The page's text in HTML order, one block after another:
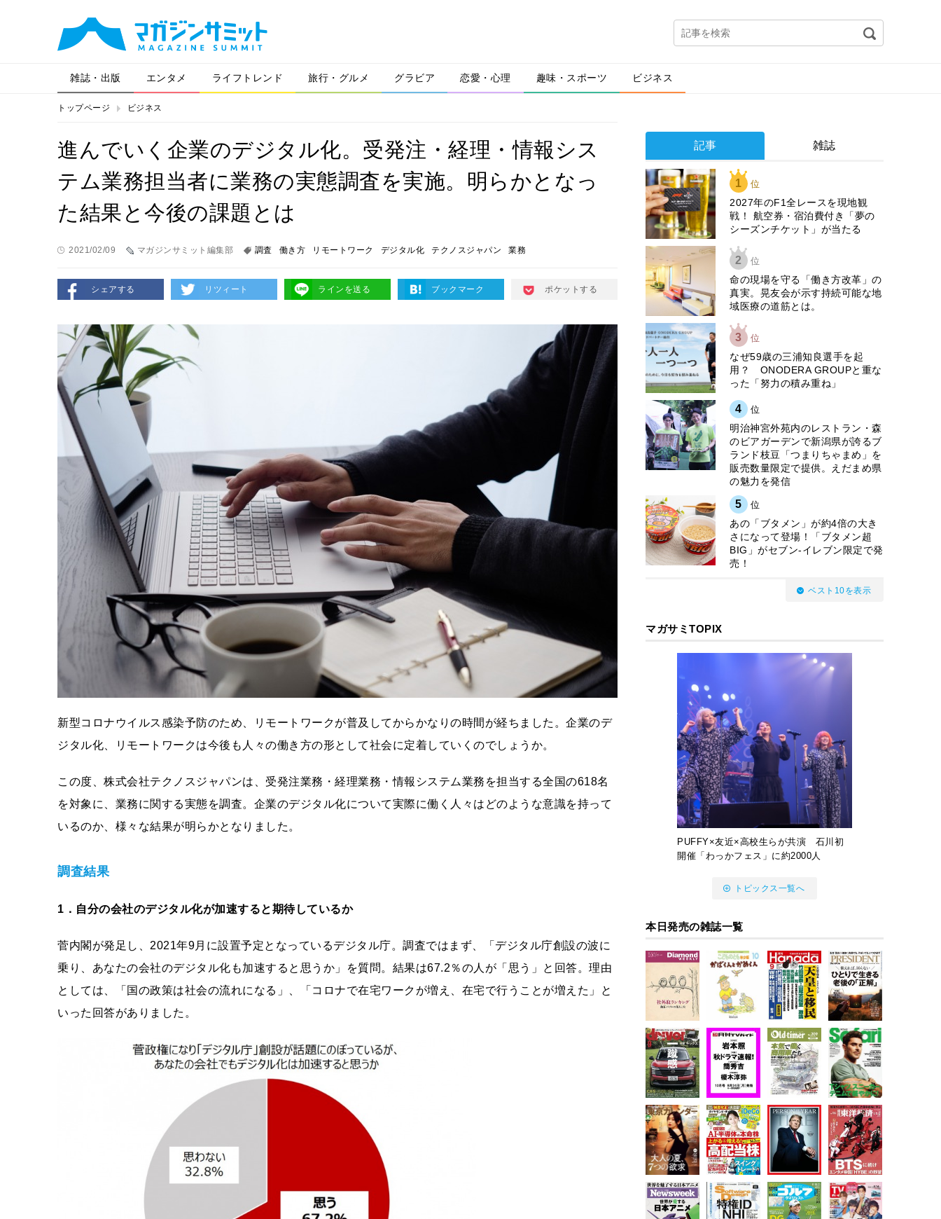
雑誌・出版 エンタメ ライフトレンド 旅行・グルメ グラビア 恋愛・心理 趣味・スポーツ ビジネス
トップページ ビジネス
進んでいく企業のデジタル化。受発注・経理・情報シス
テム業務担当者に業務の実態調査を実施。明らかとなっ
た結果と今後の課題とは
2021/02/09 マガジンサミット編集部 調査 働き方 リモートワーク デジタル化 テクノスジャパン 業務
シェアする リツィート ラインを送る ブックマーク ポケットする
新型コロナウイルス感染予防のため、リモートワークが普及してからかなりの時間が経ちました。企業のデ
ジタル化、リモートワークは今後も人々の働き方の形として社会に定着していくのでしょうか。
この度、株式会社テクノスジャパンは、受発注業務・経理業務・情報システム業務を担当する全国の618名
を対象に、業務に関する実態を調査。企業のデジタル化について実際に働く人々はどのような意識を持って
いるのか、様々な結果が明らかとなりました。
調査結果
1 ．自分の会社のデジタル化が加速すると期待しているか
菅内閣が発足し、2021年9月に設置予定となっているデジタル庁。調査ではまず、「デジタル庁創設の波に
乗り、あなたの会社のデジタル化も加速すると思うか」を質問。結果は67.2％の人が「思う」と回答。理由
としては、「国の政策は社会の流れになる」、「コロナで在宅ワークが増え、在宅で行うことが増えた」と
いった回答がありました。
記事 雑誌
1 位
2027年のF1全レースを現地観
戦！ 航空券・宿泊費付き「夢の
シーズンチケット」が当たる
2 位
​命の現場を守る「働き方改革」の
真実。晃友会が示す持続可能な地
域医療の道筋とは。
3 位
なぜ59歳の三浦知良選手を起
用？ ONODERA GROUPと重な
った「努力の積み重ね」
4 位
明治神宮外苑内のレストラン・森
のビアガーデンで新潟県が誇るブ
ランド枝豆「つまりちゃまめ」を
販売数量限定で提供。えだまめ県
の魅力を発信
5 位
あの「ブタメン」が約4倍の大き
さになって登場！「ブタメン超
BIG」がセブン‐イレブン限定で発
売！
ベスト10を表示
マガサミTOPIX
PUFFY×友近×高校生らが共演 石川初
開催「わっかフェス」に約2000人
トピックス一覧へ
本日発売の雑誌一覧